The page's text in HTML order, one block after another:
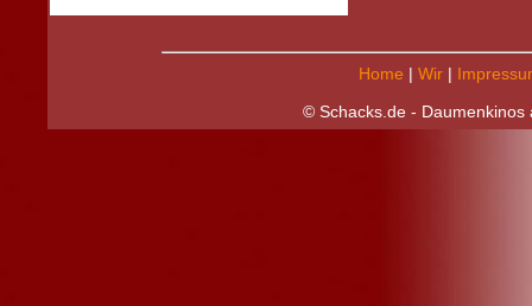
Home | Wir|
© Schacks.de - Daumenkinos